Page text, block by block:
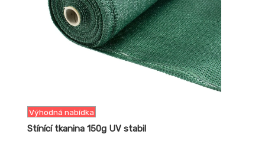
Výhodná nabídka
Stínící tkanina 150g UV stabil